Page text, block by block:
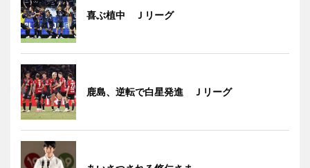
喜ぶ植中 Ｊリーグ
鹿島、逆転で白星発進 Ｊリーグ